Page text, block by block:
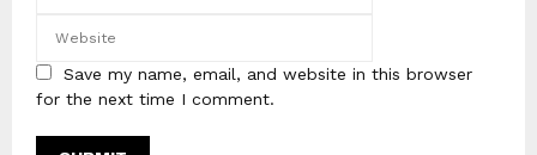
Save my name, email, and website in this browser
for the next time I comment.